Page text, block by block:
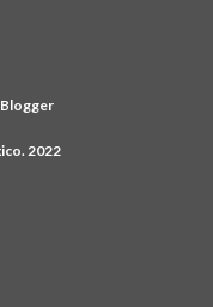
2022